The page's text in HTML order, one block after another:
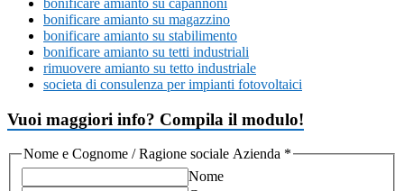
bonificare amianto su magazzino
bonificare amianto su stabilimento
bonificare amianto su tetti industriali
rimuovere amianto su tetto industriale
societa di consulenza per impianti fotovoltaici
Vuoi maggiori info? Compila il modulo!
Nome e Cognome / Ragione sociale Azienda *
Nome